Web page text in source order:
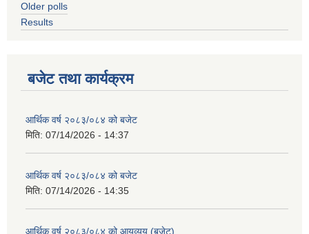
Older polls
Results
बजेट तथा कार्यक्रम
आर्थिक वर्ष २०८३/०८४ को बजेट
मिति: 07/14/2026 - 14:37
आर्थिक वर्ष २०८३/०८४ को बजेट
मिति: 07/14/2026 - 14:35
आर्थिक वर्ष २०८३/०८४ को आयव्यय (बजेट)